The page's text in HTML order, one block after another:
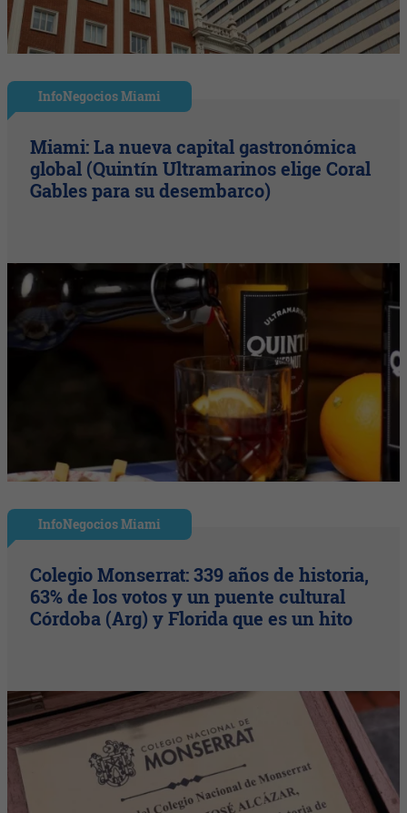
InfoNegocios Miami
Miami: La nueva capital gastronómica
global (Quintín Ultramarinos elige Coral
Gables para su desembarco)
InfoNegocios Miami
Colegio Monserrat: 339 años de historia,
63% de los votos y un puente cultural
Córdoba (Arg) y Florida que es un hito